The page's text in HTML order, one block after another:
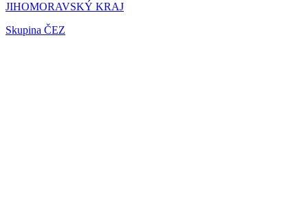
JIHOMORAVSKÝ KRAJ
Skupina ČEZ